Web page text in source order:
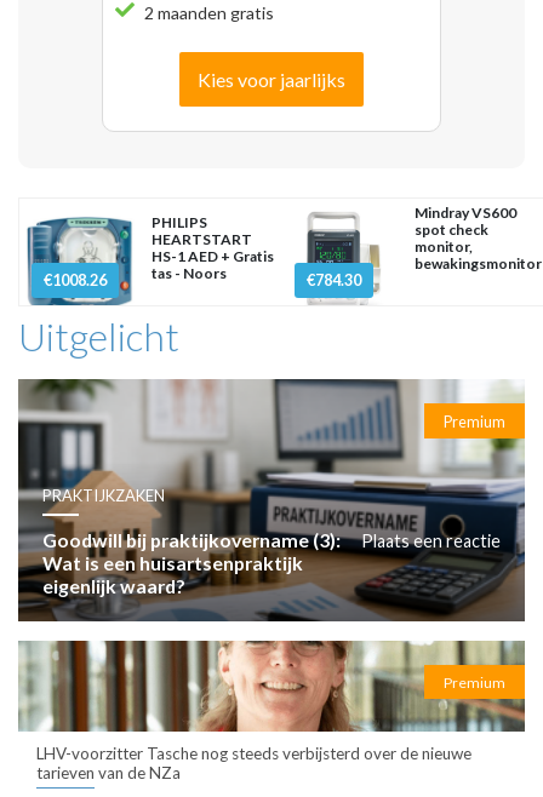
2 maanden gratis
Kies voor jaarlijks
€1008.26
PHILIPS
HEARTSTART
HS-1 AED + Gratis
tas - Noors
€784.30
Mindray VS600
spot check
monitor,
bewakingsmonitor
Uitgelicht
Premium
PRAKTIJKZAKEN
Goodwill bij praktijkovername (3):
Wat is een huisartsenpraktijk
eigenlijk waard?
Plaats een reactie
Premium
LHV-voorzitter Tasche nog steeds verbijsterd over de nieuwe
tarieven van de NZa